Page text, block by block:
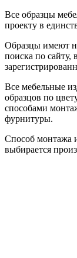
Все образцы
проекту в
Образцы имеют
поиска по сайту,
Все мебельные
образцов по
способами
фурнитуры.
Способ монтажа
выбирается